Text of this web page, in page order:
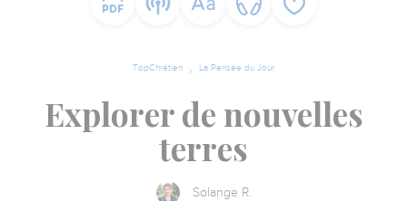
TopChrétien La Pensée du Jour
Explorer de nouvelles
terres
Solange R.